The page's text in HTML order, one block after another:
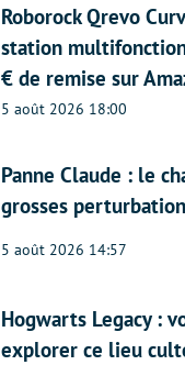
Roborock Qrevo
station
€ de remise sur
5 août 2026 18:00
Panne Claude : le
grosses
5 août 2026 14:57
Hogwarts Legacy :
explorer ce lieu